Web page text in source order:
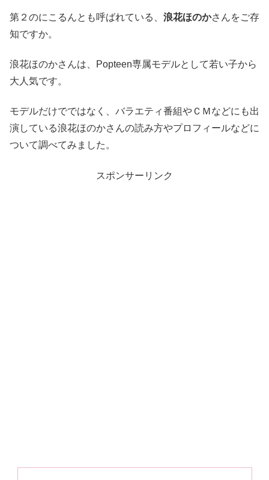
第２のにこるんとも呼ばれている、 浪花ほのかさんをご存
知ですか。
浪花ほのかさんは、Popteen専属モデルとして若い子から
大人気です。
モデルだけでではなく、バラエティ番組やＣＭなどにも出
演している浪花ほのかさんの読み方やプロフィールなどに
ついて調べてみました。
スポンサーリンク